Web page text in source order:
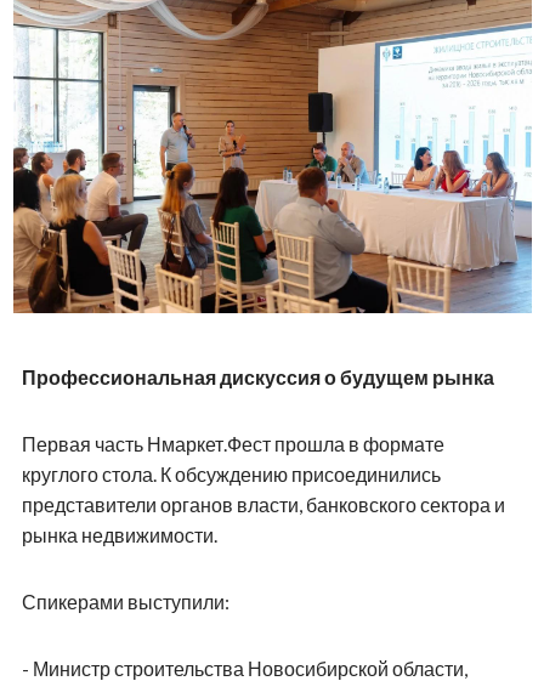
Профессиональная дискуссия о будущем рынка
Первая часть Нмаркет.Фест прошла в формате
круглого стола. К обсуждению присоединились
представители органов власти, банковского сектора и
рынка недвижимости.
Спикерами выступили:
- Министр строительства Новосибирской области,